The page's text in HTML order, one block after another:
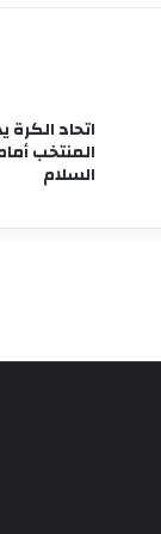
اتحاد
المنتخب
السلام